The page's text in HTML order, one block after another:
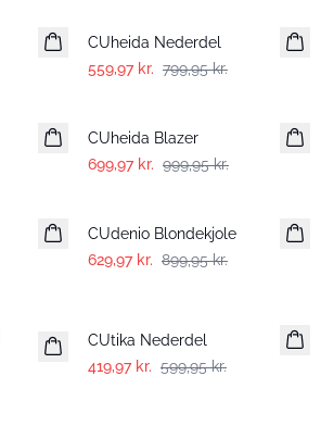
CUheida Nederdel
559,97 kr. 799,95 kr.
CUheida Blazer
699,97 kr. 999,95 kr.
CUdenio Blondekjole
629,97 kr. 899,95 kr.
CUtika Nederdel
419,97 kr. 599,95 kr.